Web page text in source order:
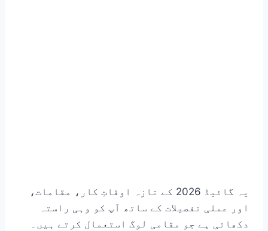
یہ گائیڈ 2026 کے تازہ اوقاتِ کار، مقامات،
اور عملی تفصیلات کے ساتھ آپ کو وہی راستہ
دکھاتی ہے جو مقامی لوگ استعمال کرتے ہیں۔